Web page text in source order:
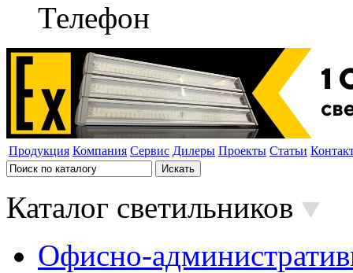
Телефон
Продукция Компания Сервис Дилеры Проекты Статьи
Каталог светильников
Офисно-